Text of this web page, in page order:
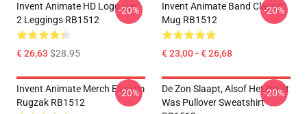
Invent Animate HD Logo Ver.
2 Leggings RB1512
€ 26,63 $28.95
-20%
Invent Animate Band Classic
Mug RB1512
€ 23,00 - € 26,68
-20%
Invent Animate Merch Elysium
Rugzak RB1512
-20%
De Zon Slaapt, Alsof Het Nooit
Was Pullover Sweatshirt
-20%